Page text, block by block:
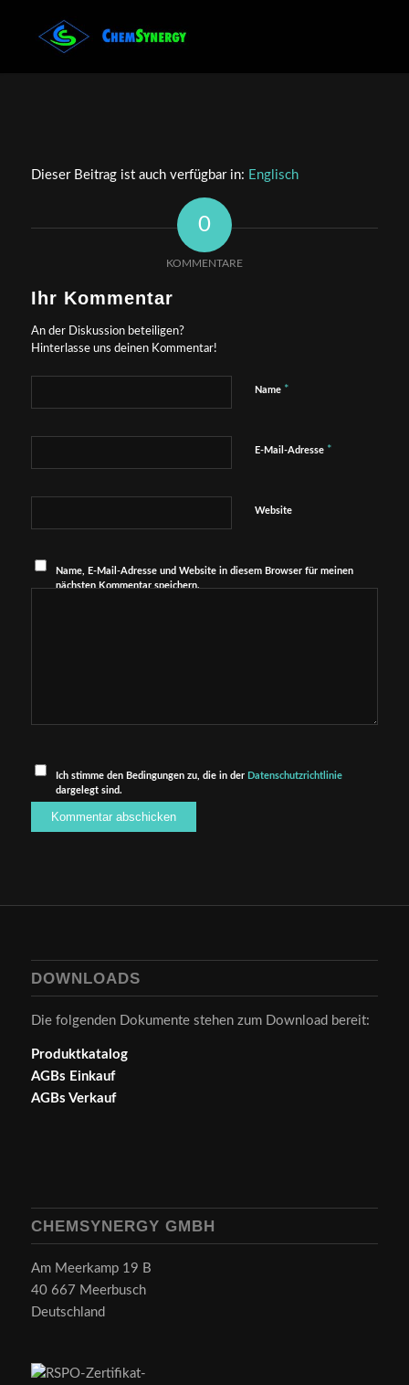
Dieser Beitrag ist auch verfügbar in: Englisch
0
KOMMENTARE
Ihr Kommentar
An der Diskussion beteiligen?
Hinterlasse uns deinen Kommentar!
Name *
E-Mail-Adresse *
Website
Name, E-Mail-Adresse und Website in diesem Browser für meinen
nächsten Kommentar speichern.
Ich stimme den Bedingungen zu, die in der Datenschutzrichtlinie
dargelegt sind.
DOWNLOADS
Die folgenden Dokumente stehen zum Download bereit:
Produktkatalog
AGBs Einkauf
AGBs Verkauf
CHEMSYNERGY GMBH
Am Meerkamp 19 B
40 667 Meerbusch
Deutschland